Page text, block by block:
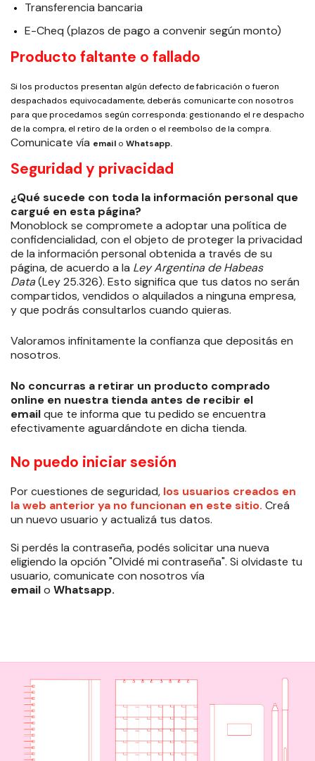
Transferencia bancaria
E-Cheq (plazos de pago a convenir según monto)
Producto faltante o fallado
Si los productos presentan algún defecto de fabricación o fueron
despachados equivocadamente, deberás comunicarte con nosotros
para que procedamos según corresponda: gestionando el re despacho
de la compra, el retiro de la orden o el reembolso de la compra.
Comunicate vía email o Whatsapp.
Seguridad y privacidad
¿Qué sucede con toda la información personal que
cargué en esta página?
Monoblock se compromete a adoptar una política de
confidencialidad, con el objeto de proteger la privacidad
de la información personal obtenida a través de su
página, de acuerdo a la Ley Argentina de Habeas
Data(Ley 25.326). Esto significa que tus datos no serán
compartidos, vendidos o alquilados a ninguna empresa,
y que podrás consultarlos cuando quieras.
Valoramos infinitamente la confianza que depositás en
nosotros.
No concurras a retirar un producto comprado
online en nuestra tienda antes de recibir el
emailque te informa que tu pedido se encuentra
efectivamente aguardándote en dicha tienda.
No puedo iniciar sesión
Por cuestiones de seguridad, los usuarios creados en
la web anterior ya no funcionan en este sitio. Creá
un nuevo usuario y actualizá tus datos.
Si perdés la contraseña, podés solicitar una nueva
eligiendo la opción "Olvidé mi contraseña". Si olvidaste tu
usuario, comunicate con nosotros vía
emailo Whatsapp.